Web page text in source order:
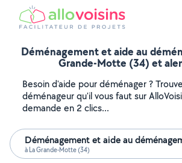
Déménagement et aide au
Grande-Motte (34) et
Besoin d'aide pour déménager ?
déménageur qu'il vous faut sur
demande en 2 clics...
Déménagement et aide au
à La Grande-Motte (34)